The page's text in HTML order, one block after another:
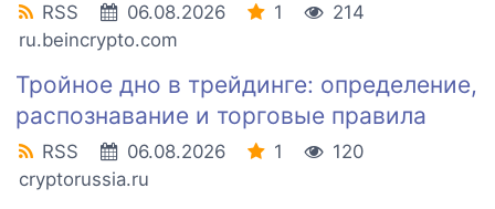
RSS 06.08.2026 1
214
ru.beincrypto.com
Тройное дно в трейдинге: определение,
распознавание и торговые правила
RSS 06.08.2026 1
120
cryptorussia.ru